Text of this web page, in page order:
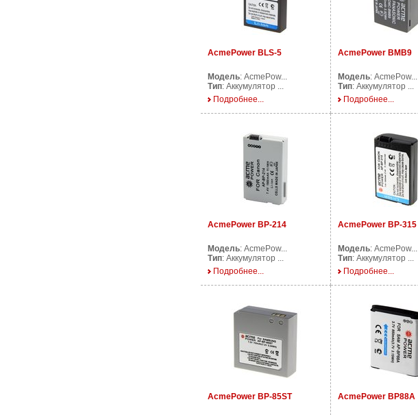
AcmePower BLS-5
Модель: AcmePow...
Тип: Аккумулятор ...
Подробнее...
AcmePower BMB9
Модель: AcmePow...
Тип: Аккумулятор ...
Подробнее...
AcmePower BP-214
Модель: AcmePow...
Тип: Аккумулятор ...
Подробнее...
AcmePower BP-315
Модель: AcmePow...
Тип: Аккумулятор ...
Подробнее...
AcmePower BP-85ST AcmePower BP88A